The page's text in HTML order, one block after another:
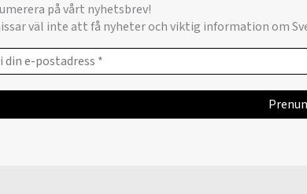
på vårt nyhetsbrev!
väl inte att få nyheter och viktig information om